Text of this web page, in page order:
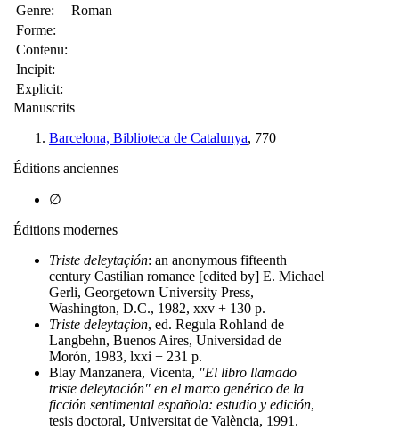
Genre:
Roman
Forme:
Contenu:
Incipit:
Explicit:
Manuscrits
Barcelona, Biblioteca de Catalunya, 770
Éditions anciennes
∅
Éditions modernes
Triste deleytaçión: an anonymous fifteenth
century Castilian romance [edited by] E. Michael
Gerli, Georgetown University Press,
Washington, D.C., 1982, xxv + 130 p.
Triste deleytaçion, ed. Regula Rohland de
Langbehn, Buenos Aires, Universidad de
Morón, 1983, lxxi + 231 p.
Blay Manzanera, Vicenta, "El libro llamado
triste deleytación" en el marco genérico de la
ficción sentimental española: estudio y edición,
tesis doctoral, Universitat de València, 1991.